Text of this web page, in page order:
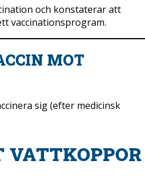
och konstaterar att
vaccinationsprogram.
MOT
sig (efter medicinsk